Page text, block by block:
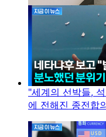
"세계의 선박들,
에 전해진 종전합